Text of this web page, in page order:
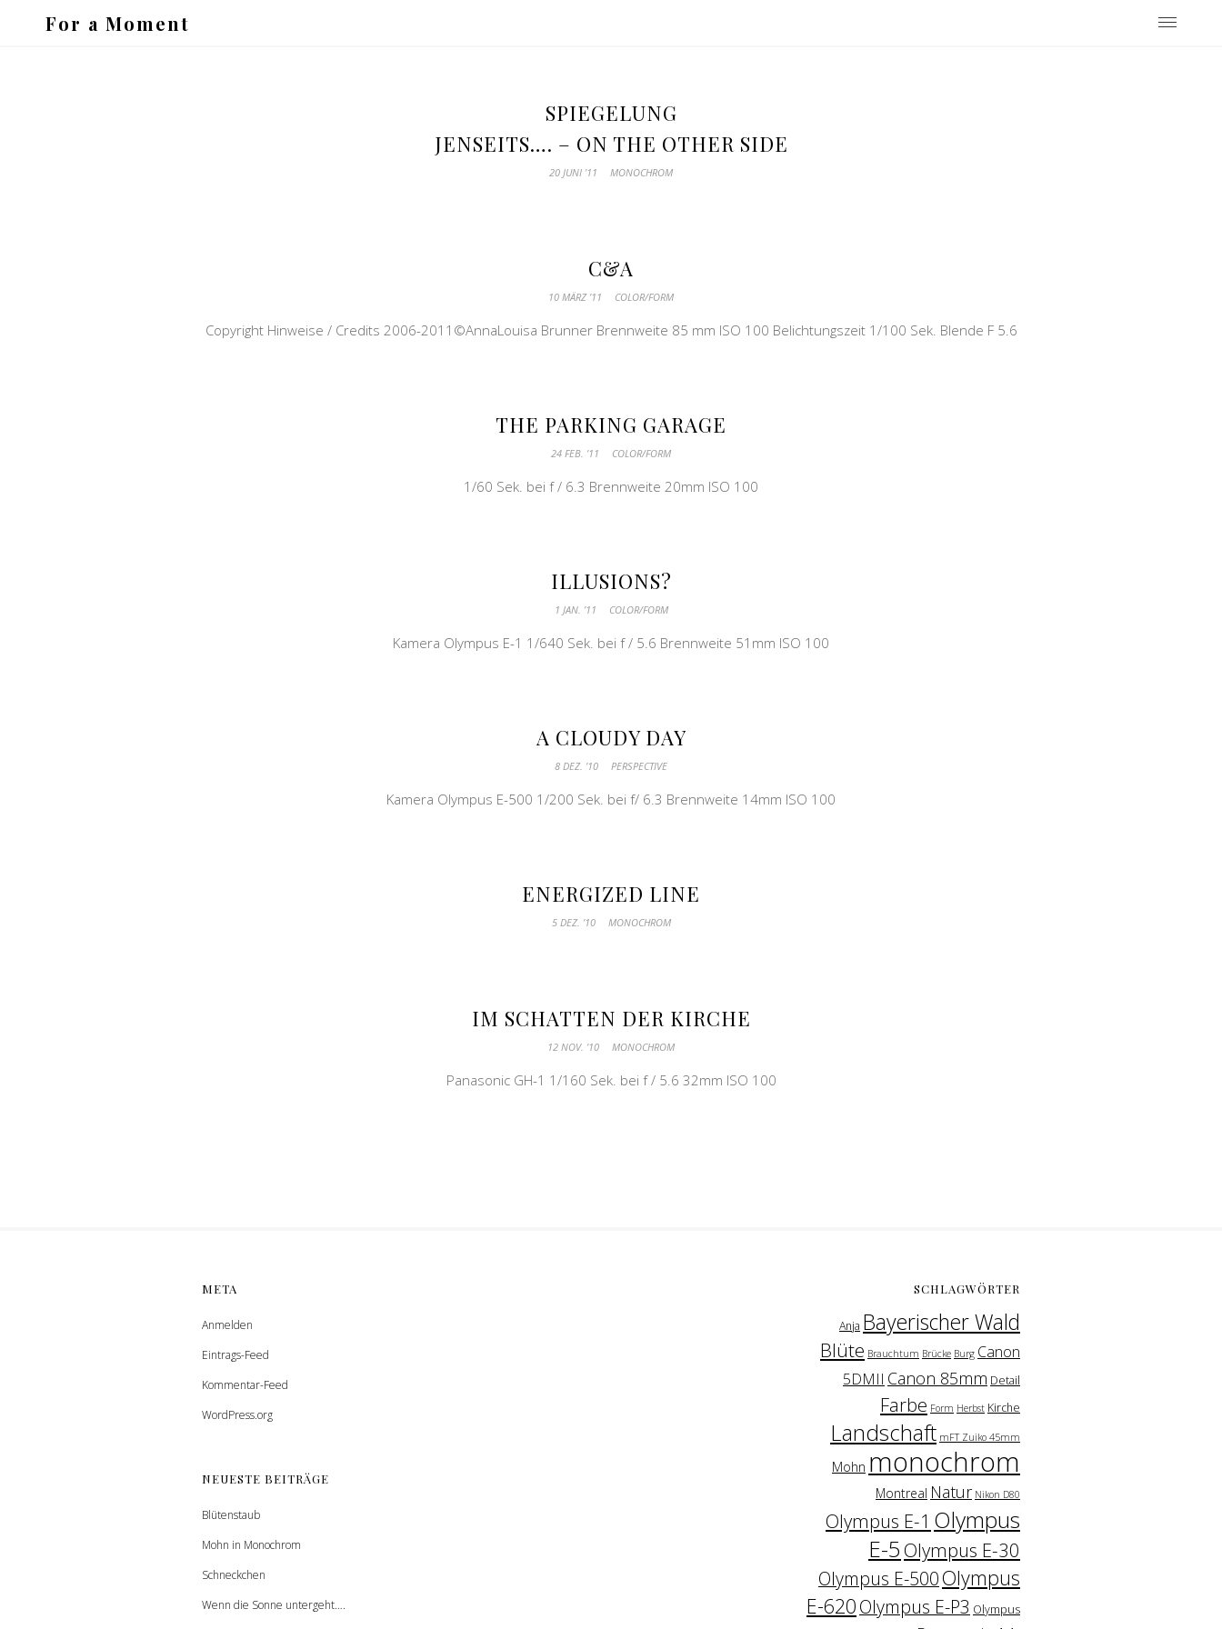
For a Moment
SPIEGELUNG
JENSEITS…. – ON THE OTHER SIDE
20 JUNI ’11 MONOCHROM
C&A
10 MÄRZ ’11 COLOR/FORM
Copyright Hinweise / Credits 2006-2011©AnnaLouisa Brunner Brennweite 85 mm ISO 100 Belichtungszeit 1/100 Sek. Blende F 5.6
THE PARKING GARAGE
24 FEB. ’11 COLOR/FORM
1/60 Sek. bei f / 6.3 Brennweite 20mm ISO 100
ILLUSIONS?
1 JAN. ’11 COLOR/FORM
Kamera Olympus E-1 1/640 Sek. bei f / 5.6 Brennweite 51mm ISO 100
A CLOUDY DAY
8 DEZ. ’10 PERSPECTIVE
Kamera Olympus E-500 1/200 Sek. bei f/ 6.3 Brennweite 14mm ISO 100
ENERGIZED LINE
5 DEZ. ’10 MONOCHROM
IM SCHATTEN DER KIRCHE
12 NOV. ’10 MONOCHROM
Panasonic GH-1 1/160 Sek. bei f / 5.6 32mm ISO 100
META
Anmelden
Eintrags-Feed
Kommentar-Feed
WordPress.org
SCHLAGWÖRTER
Anja Bayerischer Wald
Blüte Brauchtum Brücke Burg Canon
5DMII Canon 85mm Detail
Farbe Form Herbst Kirche
Landschaft mFT Zuiko 45mm
Mohn monochrom
Montreal Natur Nikon D80
Olympus E-1 Olympus
E-5 Olympus E-30
Olympus E-500Olympus
E-620Olympus E-P3 Olympus
NEUESTE BEITRÄGE
Blütenstaub
Mohn in Monochrom
Schneckchen
Wenn die Sonne untergeht….